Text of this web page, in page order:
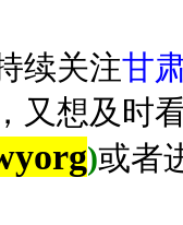
续关注甘
又想及时
)或者